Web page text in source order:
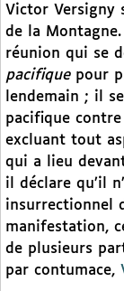
Victor Versigny
de la
réunion qui se
pacifiquepour
lendemain ; il
pacifique
excluant tout
qui a lieu
il déclare qu’il
insurrectionnel
manifestation,
de plusieurs
par contumace,